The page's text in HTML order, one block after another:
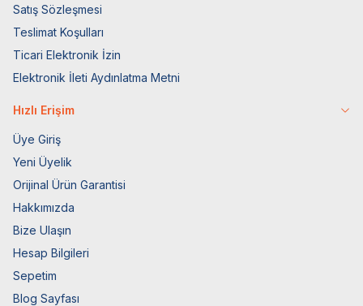
Satış Sözleşmesi
Teslimat Koşulları
Ticari Elektronik İzin
Elektronik İleti Aydınlatma Metni
Hızlı Erişim
Üye Giriş
Yeni Üyelik
Orijinal Ürün Garantisi
Hakkımızda
Bize Ulaşın
Hesap Bilgileri
Sepetim
Blog Sayfası